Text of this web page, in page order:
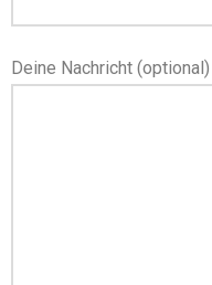
Deine Nachricht (optional)